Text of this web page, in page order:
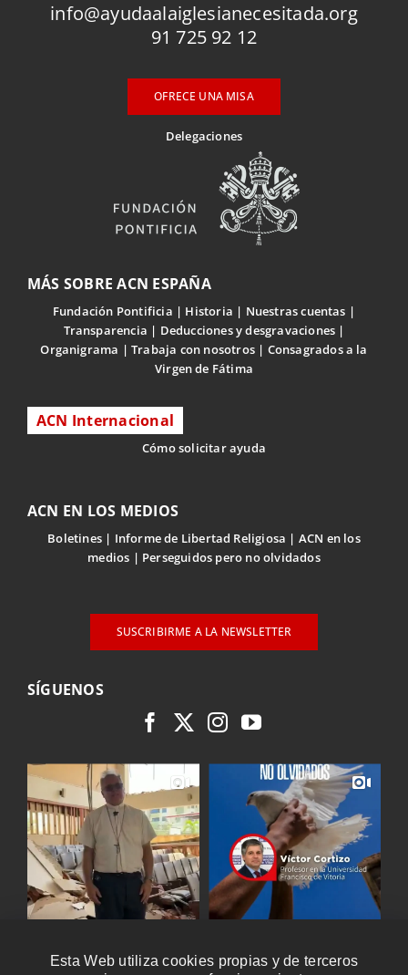
info@ayudaalaiglesianecesitada.org
91 725 92 12
OFRECE UNA MISA
Delegaciones
MÁS SOBRE ACN ESPAÑA
Fundación Pontificia Historia
Nuestras cuentas
Transparencia
Deducciones y desgravaciones
Organigrama
Trabaja con nosotros
Consagrados a la
Virgen de Fátima
ACN Internacional
Cómo solicitar ayuda
ACN EN LOS MEDIOS
Boletines Informe de Libertad Religiosa
ACN en los
medios
Perseguidos pero no olvidados
SUSCRIBIRME A LA NEWSLETTER
SÍGUENOS
Esta Web utiliza cookies propias y de terceros